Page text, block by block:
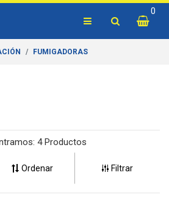
0
FUMIGADORAS
4 Productos
Ordenar Filtrar